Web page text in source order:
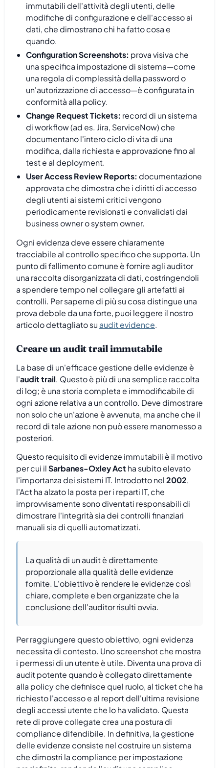
immutabili dell'attività degli utenti, delle
modifiche di configurazione e dell'accesso ai
dati, che dimostrano chi ha fatto cosa e
quando.
Configuration Screenshots: prova visiva che
una specifica impostazione di sistema—come
una regola di complessità della password o
un'autorizzazione di accesso—è configurata in
conformità alla policy.
Change Request Tickets: record di un sistema
di workflow (ad es. Jira, ServiceNow) che
documentano l'intero ciclo di vita di una
modifica, dalla richiesta e approvazione fino al
test e al deployment.
User Access Review Reports: documentazione
approvata che dimostra che i diritti di accesso
degli utenti ai sistemi critici vengono
periodicamente revisionati e convalidati dai
business owner o system owner.
Ogni evidenza deve essere chiaramente
tracciabile al controllo specifico che supporta. Un
punto di fallimento comune è fornire agli auditor
una raccolta disorganizzata di dati, costringendoli
a spendere tempo nel collegare gli artefatti ai
controlli. Per saperne di più su cosa distingue una
prova debole da una forte, puoi leggere il nostro
articolo dettagliato su audit evidence.
Creare un audit trail immutabile
La base di un'efficace gestione delle evidenze è
l'audit trail. Questo è più di una semplice raccolta
di log; è una storia completa e immodificabile di
ogni azione relativa a un controllo. Deve dimostrare
non solo che un'azione è avvenuta, ma anche che il
record di tale azione non può essere manomesso a
posteriori.
Questo requisito di evidenze immutabili è il motivo
per cui ilSarbanes-Oxley Act ha subito elevato
l'importanza dei sistemi IT. Introdotto nel2002,
l'Act ha alzato la posta per i reparti IT, che
improvvisamente sono diventati responsabili di
dimostrare l'integrità sia dei controlli finanziari
manuali sia di quelli automatizzati.
La qualità di un audit è direttamente
proporzionale alla qualità delle evidenze
fornite. L'obiettivo è rendere le evidenze così
chiare, complete e ben organizzate che la
conclusione dell'auditor risulti ovvia.
Per raggiungere questo obiettivo, ogni evidenza
necessita di contesto. Uno screenshot che mostra
i permessi di un utente è utile. Diventa una prova di
audit potente quando è collegato direttamente
alla policy che definisce quel ruolo, al ticket che ha
richiesto l'accesso e al report dell'ultima revisione
degli accessi utente che lo ha validato. Questa
rete di prove collegate crea una postura di
compliance difendibile. In definitiva, la gestione
delle evidenze consiste nel costruire un sistema
che dimostri la compliance per impostazione